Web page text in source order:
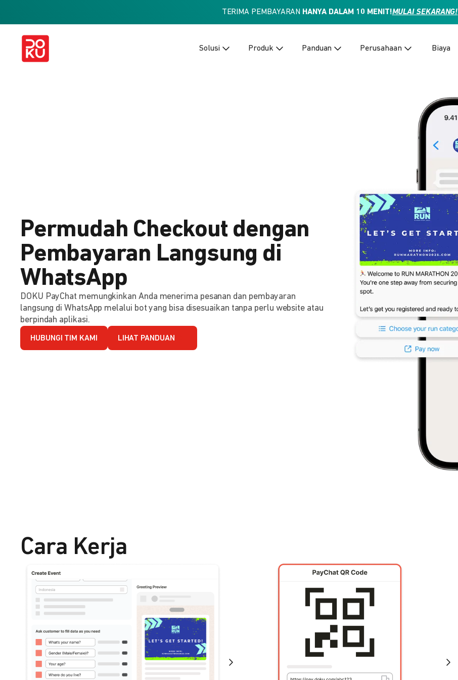
TERIMA PEMBAYARAN HANYA DALAM 10 MENIT!MULAI SEKARANG!
Solusi Produk Panduan Perusahaan Biaya
Permudah Checkout dengan
Pembayaran Langsung di
WhatsApp
DOKU PayChat memungkinkan Anda menerima pesanan dan pembayaran
langsung di WhatsApp melalui bot yang bisa disesuaikan tanpa perlu website atau
berpindah aplikasi.
HUBUNGI TIM KAMI LIHAT PANDUAN
Cara Kerja